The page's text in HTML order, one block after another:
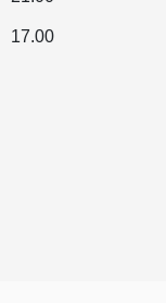
17.00